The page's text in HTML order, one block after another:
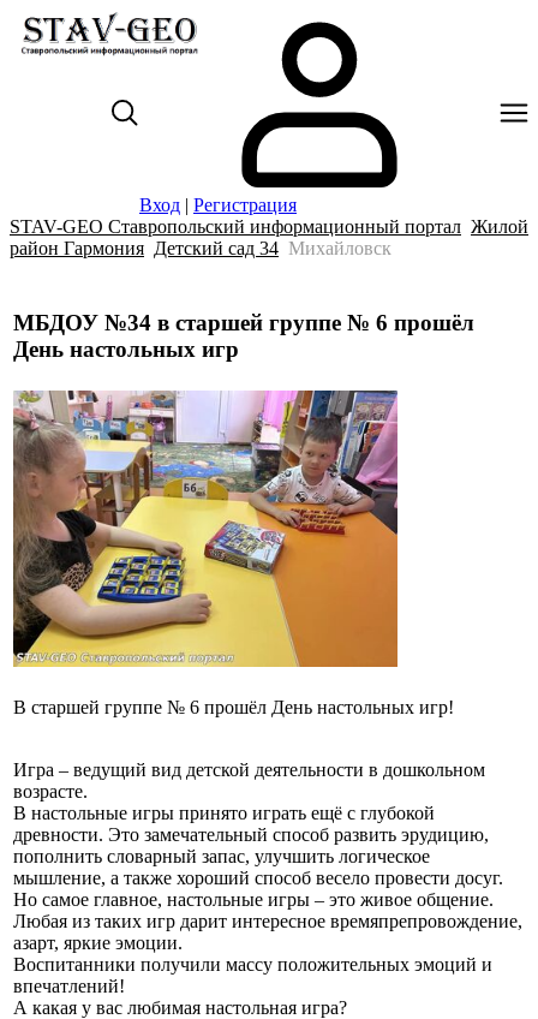
Вход | Регистрация
STAV-GEO Ставропольский информационный портал Жилой
район Гармония Детский сад 34 Михайловск
МБДОУ №34 в старшей группе № 6 прошёл
День настольных игр
В старшей группе № 6 прошёл День настольных игр!
Игра – ведущий вид детской деятельности в дошкольном
возрасте.
В настольные игры принято играть ещё с глубокой
древности. Это замечательный способ развить эрудицию,
пополнить словарный запас, улучшить логическое
мышление, а также хороший способ весело провести досуг.
Но самое главное, настольные игры – это живое общение.
Любая из таких игр дарит интересное времяпрепровождение,
азарт, яркие эмоции.
Воспитанники получили массу положительных эмоций и
впечатлений!
А какая у вас любимая настольная игра?